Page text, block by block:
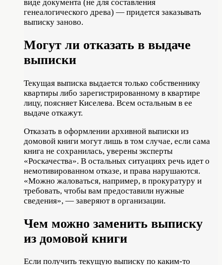
виде документа (не для составления
генеалогического древа) — придется заказывать
выписку заново.
Могут ли отказать в выдаче
выписки
Текущая выписка выдается только собственнику
квартиры либо зарегистрированному в квартире
лицу, поясняет Киселева. Всем остальным в ее
выдаче откажут.
Отказать в оформлении архивной выписки из
домовой книги могут лишь в том случае, если сама
книга не сохранилась, уверены эксперты
«Роскачества». В остальных ситуациях речь идет о
немотивированном отказе, и права нарушаются.
«Можно жаловаться, например, в прокуратуру и
требовать, чтобы вам предоставили нужные
сведения», — заверяют в организации.
Чем можно заменить выписку
из домовой книги
Если получить текущую выписку по каким-то